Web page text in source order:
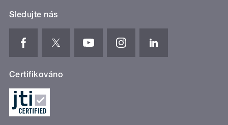
Sledujte nás
Certifikováno